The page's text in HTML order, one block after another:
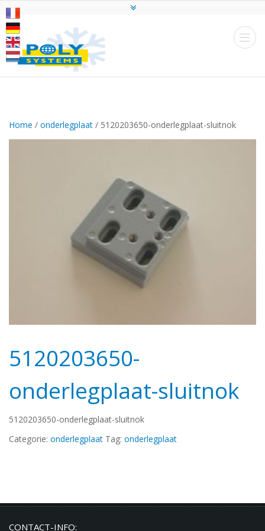
Home / onderlegplaat / 5120203650-onderlegplaat-sluitnok
5120203650-
onderlegplaat-sluitnok
5120203650-onderlegplaat-sluitnok
Categorie: onderlegplaat Tag: onderlegplaat
CONTACT-INFO: